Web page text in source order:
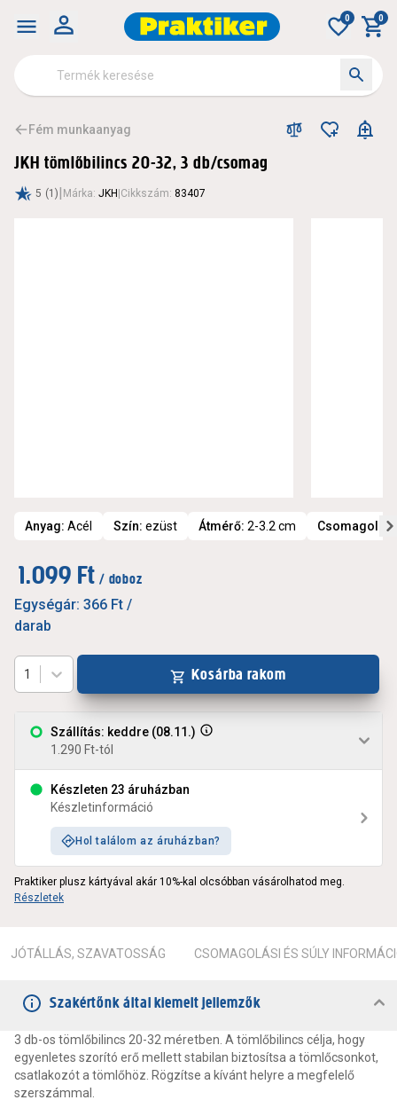
0 0
Fém munkaanyag
JKH tömlőbilincs 20-32, 3 db/csomag
5 (1)| Márka: JKH Cikkszám: 83407
Anyag: Acél Szín: ezüst Átmérő: 2-3.2 cm Csomagolás
1.099 Ft / doboz
Egységár: 366 Ft /
darab
Szállítás: keddre (08.11.)
1.290 Ft-tól
Készleten 23 áruházban
Készletinformáció
Hol találom az áruházban?
1 Kosárba rakom
Praktiker plusz kártyával akár 10%-kal olcsóbban vásárolhatod meg.
Részletek
JÓTÁLLÁS, SZAVATOSSÁG CSOMAGOLÁSI ÉS SÚLY
Szakértőnk által kiemelt jellemzők
3 db-os tömlőbilincs 20-32 méretben. A tömlőbilincs célja, hogy
egyenletes szorító erő mellett stabilan biztosítsa a tömlőcsonkot,
csatlakozót a tömlőhöz. Rögzítse a kívánt helyre a megfelelő
szerszámmal.